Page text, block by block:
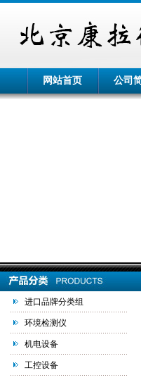
网站首页 公司
进口品牌分类组
环境检测仪
机电设备
工控设备